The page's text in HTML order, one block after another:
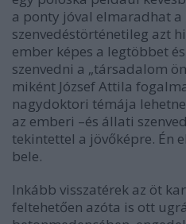
a ponty jóval elmaradhat
szenvedéstörténetileg azt
ember képes a legtöbbet
szenvedni a „társadalom
miként József Attila
nagydoktori témája
az emberi –és állati
tekintettel a jövőképre. Én
bele.
Inkább visszatérek az öt
feltehetően azóta is ott